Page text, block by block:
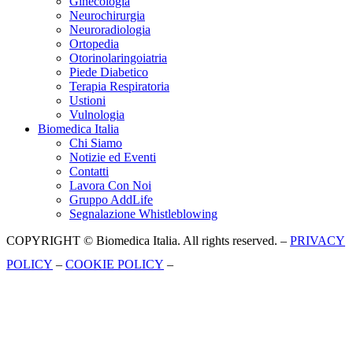
Neurochirurgia
Neuroradiologia
Ortopedia
Otorinolaringoiatria
Piede Diabetico
Terapia Respiratoria
Ustioni
Vulnologia
Biomedica Italia
Chi Siamo
Notizie ed Eventi
Contatti
Lavora Con Noi
Gruppo AddLife
Segnalazione Whistleblowing
COPYRIGHT © Biomedica Italia. All rights reserved. – PRIVACY
POLICY – COOKIE POLICY –